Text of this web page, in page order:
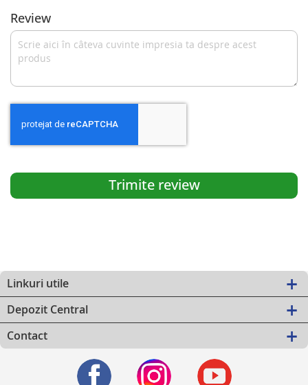
Review
Trimite review
Linkuri utile
Depozit Central
Contact